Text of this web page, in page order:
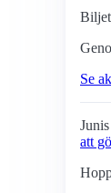
Se
att